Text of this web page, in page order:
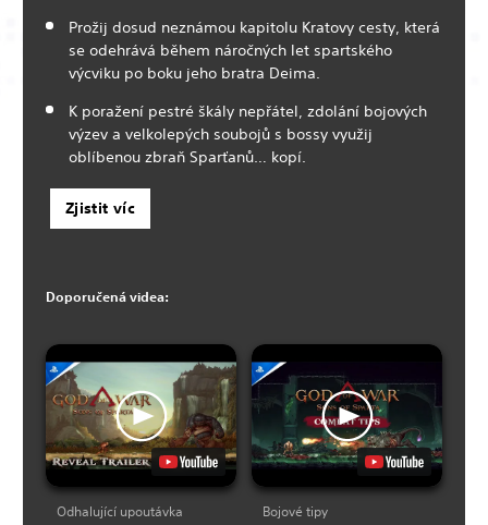
Prožij dosud neznámou kapitolu Kratovy cesty, která
se odehrává během náročných let spartského
výcviku po boku jeho bratra Deima.
K poražení pestré škály nepřátel, zdolání bojových
výzev a velkolepých soubojů s bossy využij
oblíbenou zbraň Sparťanů… kopí.
Zjistit víc
Doporučená videa:
Odhalující upoutávka Bojové tipy